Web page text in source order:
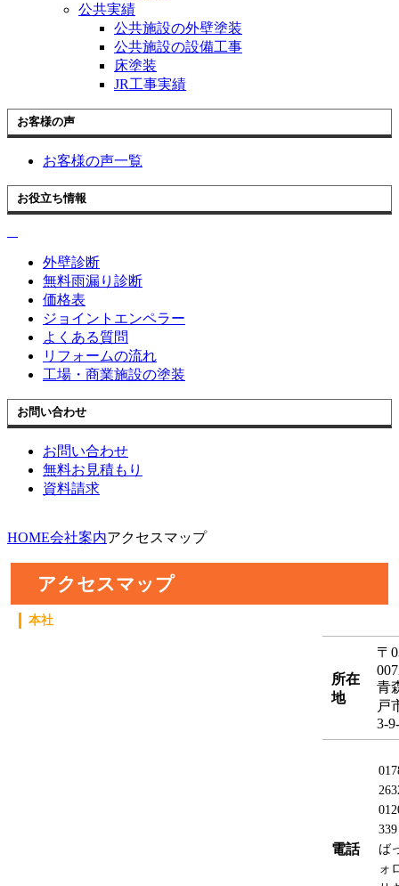
公共実績
公共施設の外壁塗装
公共施設の設備工事
床塗装
JR工事実績
お客様の声
お客様の声一覧
お役立ち情報
外壁診断
無料雨漏り診断
価格表
ジョイントエンペラー
よくある質問
リフォームの流れ
工場・商業施設の塗装
お問い合わせ
お問い合わせ
無料お見積もり
資料請求
HOME会社案内アクセスマップ
アクセスマップ
本社
所在
地
〒
青
戸
3-
電話
339
ば
ォ